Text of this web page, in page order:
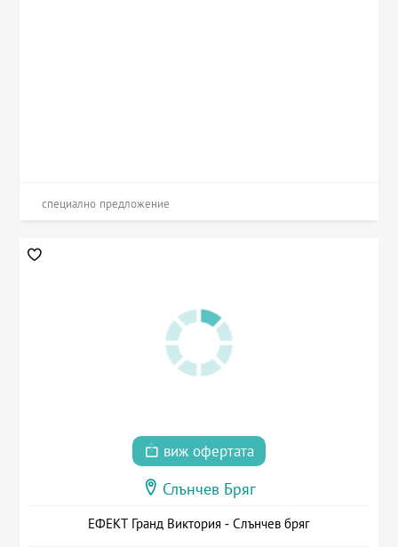
специално предложение
виж офертата
Слънчев Бряг
ЕФЕКТ Гранд Виктория - Слънчев бряг